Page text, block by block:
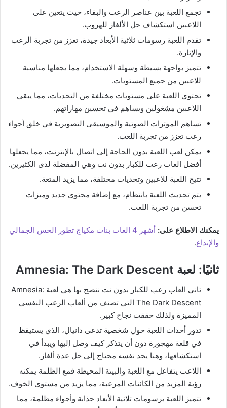
تجمع اللعبة بين عناصر الرعب والبقاء، حيث يتعين على
اللاعبين استكشاف حل الألغاز للهروب.
تقدم اللعبة رسومات ثلاثية الأبعاد جيدة، تعزز من تجربة الرعب
والإثارة.
تتميز بواجهة بسيطة وسهلة الاستخدام، مما يجعلها مناسبة
للاعبين من جميع المستويات.
تحتوي اللعبة على مستويات مختلفة من التحديات، مما يبقي
اللاعبين مشغولين ويساهم في تحسين مهاراتهم.
تساهم المؤثرات الصوتية والموسيقى التصويرية في خلق أجواء
رعب تعزز من تجربة اللعب.
يمكن لعب اللعبة بدون الحاجة إلى اتصال بالإنترنت، مما يجعلها
أفضل العاب رعب للكبار بدون نت وهي المفضلة لدى الكثيرين.
تتيح اللعبة للاعبين وتحديات مختلفة، مما يزيد المتعة.
يتم تحديث اللعبة بانتظام، مع إضافة محتوى جديد وميزات
تحسن من تجربة اللعب.
يمكنك الاطلاع على:
أشهر 4 العاب بنات مكياج تطور الحس الجمالي
والإبداع.
ثانيًا: لعبة Amnesia: The Dark Descent
ثاني العاب رعب للكبار بدون نت ننصح بها هي لعبة Amnesia:
The Dark Descent التي تصنف من ألعاب الرعب النفسي
المميزة ولذلك حققت نجاح كبير.
تدور أحداث اللعبة حول شخصية تدعى دانيال، الذي يستيقظ
في قلعة مهجورة دون أن يتذكر كيف وصل إليها ويبدأ في
استكشافها، وهنا يجد نفسه محتاج إلى حل عدة ألغاز.
اللاعب يتفاعل مع اللعبة والبيئة المحيطة فمع الظلمة يمكنه
رؤية المزيد من الكائنات المرعبة، مما يزيد من مستوى الخوف.
تتميز اللعبة برسومات ثلاثية الأبعاد جذابة وأجواء مظلمة، مما